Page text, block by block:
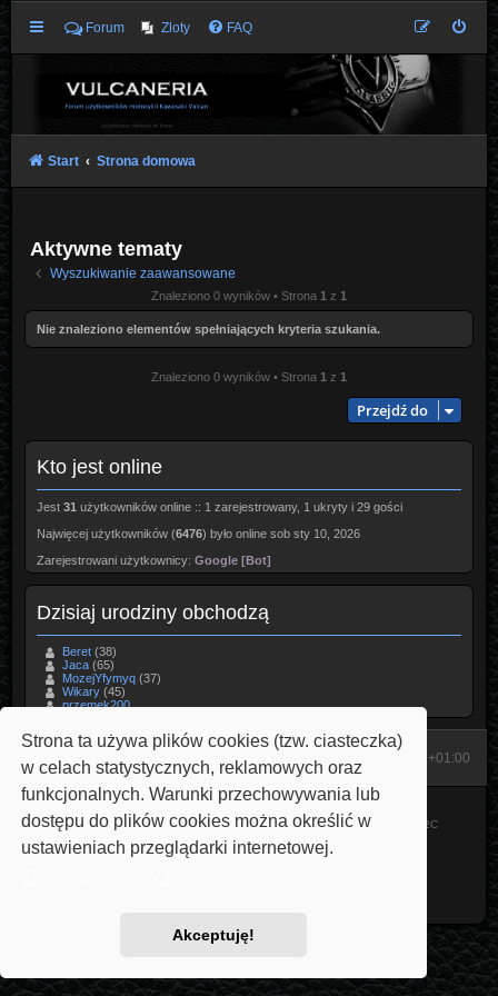
Strona ta używa plików cookies (tzw. ciasteczka)
w celach statystycznych, reklamowych oraz
funkcjonalnych. Warunki przechowywania lub
dostępu do plików cookies można określić w
ustawieniach przeglądarki internetowej.
Akceptuję!
Forum Zloty FAQ
Start Strona domowa
Aktywne tematy
Wyszukiwanie zaawansowane
Znaleziono 0 wyników • Strona 1 z 1
Nie znaleziono elementów spełniających kryteria szukania.
Znaleziono 0 wyników • Strona 1 z 1
Przejdź do
Kto jest online
Jest 31 użytkowników online :: 1 zarejestrowany, 1 ukryty i 29 gości
Najwięcej użytkowników (6476) było online sob sty 10, 2026
Zarejestrowani użytkownicy: Google [Bot]
Dzisiaj urodziny obchodzą
Beret (38)
Jaca (65)
MozejYfymyq (37)
Wikary (45)
przemek200
Start Strona domowa Strefa czasowa UTC+01:00
Technologię dostarcza
® Forum Software © phpBB Limited
Style: Carbon by Joyce&LunaphpBB-Style-DesignModified by Przemo
V22C
Polski pakiet językowy dostarcza
phpBB.pl